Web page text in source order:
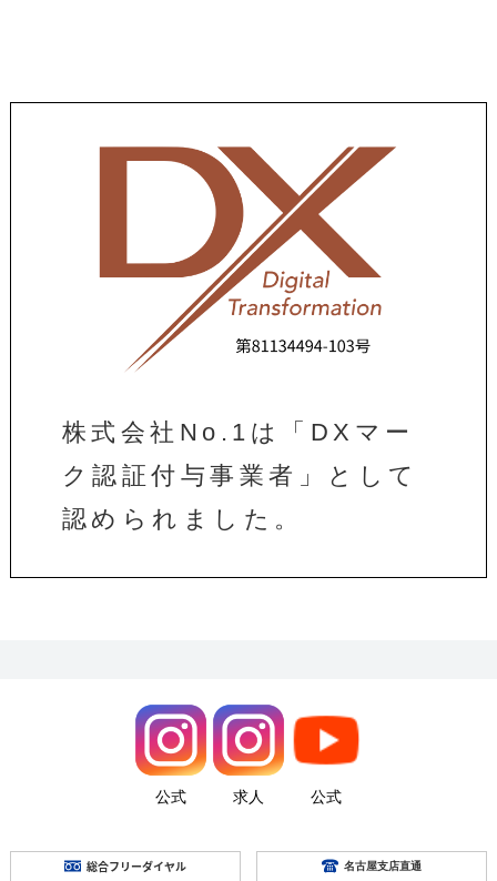
株式会社No.1は「DXマー
ク認証付与事業者」として
認められました。
総合フリーダイヤル 名古屋支店直通
公式 求人 公式